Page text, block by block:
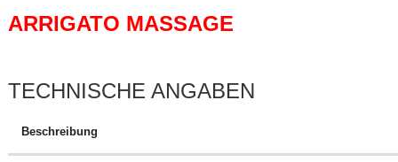
ARRIGATO MASSAGE
TECHNISCHE ANGABEN
Beschreibung